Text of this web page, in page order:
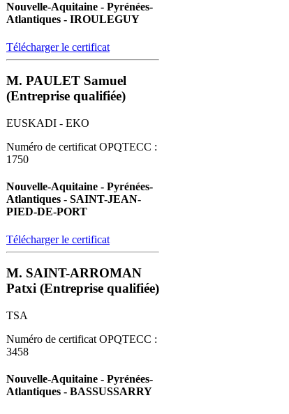
Nouvelle-Aquitaine - Pyrénées-
Atlantiques - IROULEGUY
Télécharger le certificat
M. PAULET Samuel
(Entreprise qualifiée)
EUSKADI - EKO
Numéro de certificat OPQTECC :
1750
Nouvelle-Aquitaine - Pyrénées-
Atlantiques - SAINT-JEAN-
PIED-DE-PORT
Télécharger le certificat
M. SAINT-ARROMAN
Patxi (Entreprise qualifiée)
TSA
Numéro de certificat OPQTECC :
3458
Nouvelle-Aquitaine - Pyrénées-
Atlantiques - BASSUSSARRY